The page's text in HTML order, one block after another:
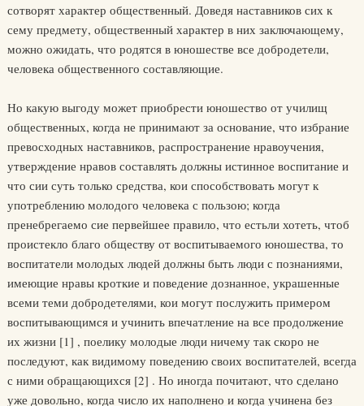
сотворят характер общественный. Доведя наставников сих к
сему предмету, общественный характер в них заключающему,
можно ожидать, что родятся в юношестве все добродетели,
человека общественного составляющие.
Но какую выгоду может приобрести юношество от училищ
общественных, когда не принимают за основание, что избрание
превосходных наставников, распространение нравоучения,
утверждение нравов составлять должны истинное воспитание и
что сии суть только средства, кои способствовать могут к
употреблению молодого человека с пользою; когда
пренебрегаемо сие первейшее правило, что естьли хотеть, чтоб
проистекло благо обществу от воспитываемого юношества, то
воспитатели молодых людей должны быть люди с познаниями,
имеющие нравы кроткие и поведение дознанное, украшенные
всеми теми добродетелями, кои могут послужить примером
воспитывающимся и учинить впечатление на все продолжение
их жизни [1] , поелику молодые люди ничему так скоро не
последуют, как видимому поведению своих воспитателей, всегда
с ними обращающихся [2] . Но иногда почитают, что сделано
уже довольно, когда число их наполнено и когда учинена без